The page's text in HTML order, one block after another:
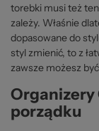
torebki musi też
zależy. Właśnie
dopasowane do
styl zmienić, to z
zawsze możesz
Organizery
porządku